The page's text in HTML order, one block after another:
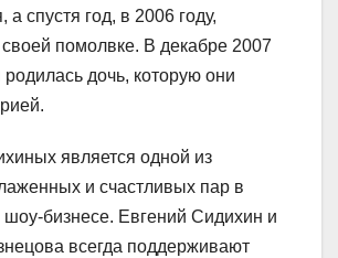
а спустя год, в 2006 году,
помолвке. В декабре 2007
родилась дочь, которую они
является одной из
и счастливых пар в
шоу-бизнесе. Евгений Сидихин и
всегда поддерживают